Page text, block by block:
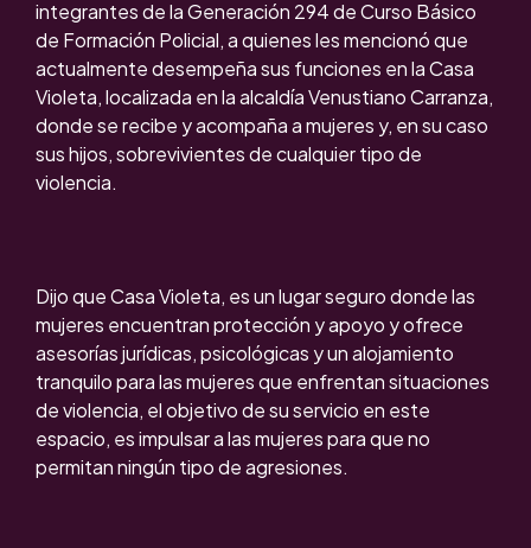
integrantes de la Generación 294 de Curso Básico
de Formación Policial, a quienes les mencionó que
actualmente desempeña sus funciones en la Casa
Violeta, localizada en la alcaldía Venustiano Carranza,
donde se recibe y acompaña a mujeres y, en su caso
sus hijos, sobrevivientes de cualquier tipo de
violencia.
Dijo que Casa Violeta, es un lugar seguro donde las
mujeres encuentran protección y apoyo y ofrece
asesorías jurídicas, psicológicas y un alojamiento
tranquilo para las mujeres que enfrentan situaciones
de violencia, el objetivo de su servicio en este
espacio, es impulsar a las mujeres para que no
permitan ningún tipo de agresiones.